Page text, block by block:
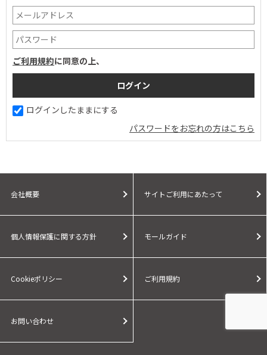
ご利用規約に同意の上、
ログインしたままにする
パスワードをお忘れの方はこちら
会社概要 サイトご利用にあたって
個人情報保護に関する方針 モールガイド
Cookieポリシー ご利用規約
お問い合わせ